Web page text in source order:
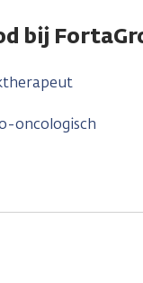
bij
oncologisch